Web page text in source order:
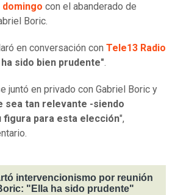
con el abanderado de
Boric.
en conversación con Tele13 Radio
sido bien prudente".
juntó en privado con Gabriel Boric y
sea tan relevante -siendo
figura para esta elección",
intervencionismo por reunión
"Ella ha sido prudente"